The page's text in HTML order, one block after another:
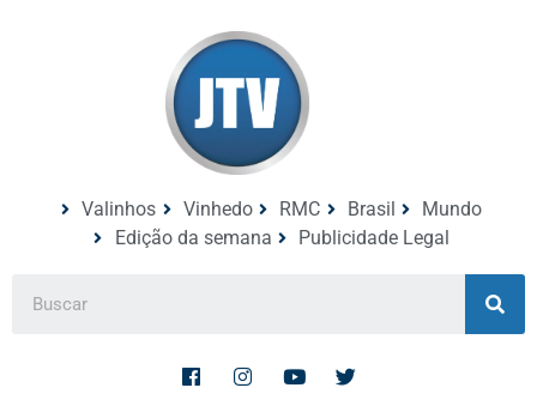
Valinhos Vinhedo RMC Brasil
Mundo
Edição da semana
Publicidade Legal